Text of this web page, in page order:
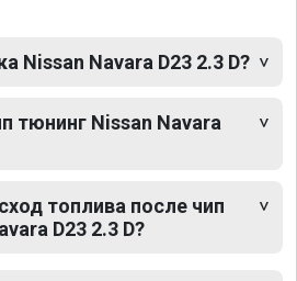
Nissan Navara D23 2.3 D?
тюнинг Nissan Navara
топлива после чип
D23 2.3 D?